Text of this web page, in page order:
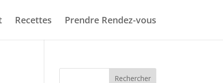
Recettes Prendre Rendez-vous